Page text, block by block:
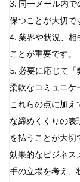
3. 同一メール内
保つことが大切で
4. 業界や状況、
ことが重要です。
5. 必要に応じて
柔軟なコミュニケ
これらの点に加
な締めくくりの
を払うことが大切
効果的なビジネス
手の立場を考え、